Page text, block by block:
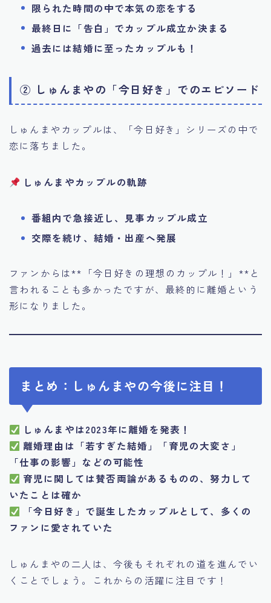
限られた時間の中で本気の恋をする
最終日に「告白」でカップル成立か決まる
過去には結婚に至ったカップルも！
② しゅんまやの「今日好き」でのエピソード
しゅんまやカップルは、「今日好き」シリーズの中で
恋に落ちました。
しゅんまやカップルの軌跡
番組内で急接近し、見事カップル成立
交際を続け、結婚・出産へ発展
ファンからは**「今日好きの理想のカップル！」**と
言われることも多かったですが、最終的に離婚という
形になりました。
まとめ：しゅんまやの今後に注目！
しゅんまやは2023年に離婚を発表！
離婚理由は「若すぎた結婚」「育児の大変さ」
「仕事の影響」などの可能性
育児に関しては賛否両論があるものの、努力して
いたことは確か
「今日好き」で誕生したカップルとして、多くの
ファンに愛されていた
しゅんまやの二人は、今後もそれぞれの道を進んでい
くことでしょう。これからの活躍に注目です！